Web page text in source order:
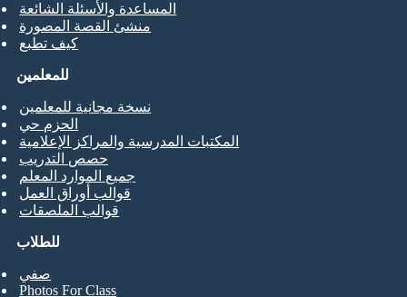
المساعدة والأسئلة الشائعة
منشئ القصة المصورة
كيف تطبع
للطلاب
صفي
Photos For Class
للمعلمين
نسخة مجانية للمعلمين
الحزم حي
المكتبات المدرسية والمراكز الإعلامية
حصص التدريب
جميع الموارد المعلم
قوالب أوراق العمل
قوالب الملصقات